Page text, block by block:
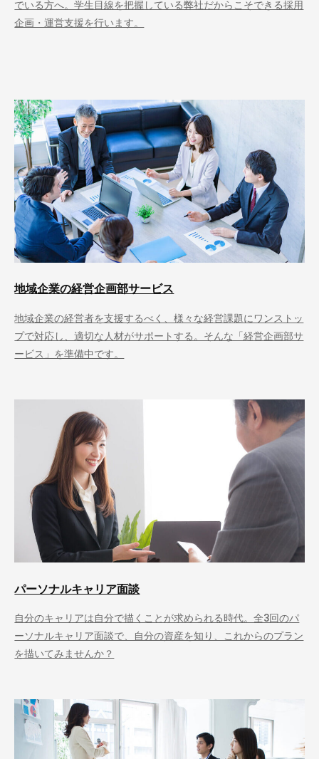
でいる方へ。学生目線を把握している弊社だからこそできる採用
企画・運営支援を行います。
地域企業の経営企画部サービス
地域企業の経営者を支援するべく、様々な経営課題にワンストッ
プで対応し、適切な人材がサポートする。そんな「経営企画部サ
ービス」を準備中です。
パーソナルキャリア面談
自分のキャリアは自分で描くことが求められる時代。全3回のパ
ーソナルキャリア面談で、自分の資産を知り、これからのプラン
を描いてみませんか？